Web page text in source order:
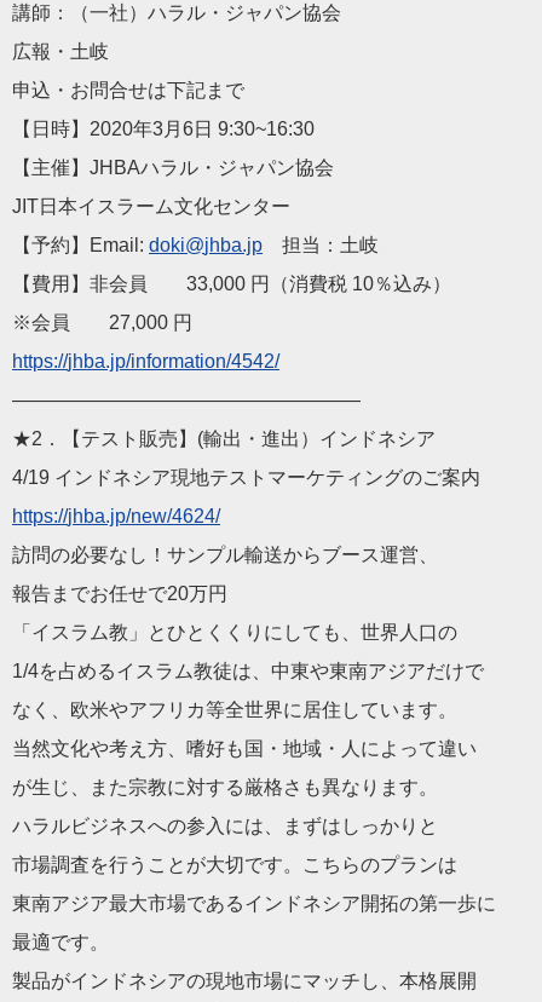
講師：（一社） ハラル ・ ジャパン協会
広報・土岐
申込・お問合せは下記まで
【日時】2020年3月6日 9:30~16:30
【主催】 JHBAハラル ・ ジャパン協会
JIT日本イスラーム文化センター
【予約】Email: doki@jhba.jp 担当：土岐
【費用】非会員 33,000 円（消費税 10％込み）
※会員 27,000 円
https://jhba.jp/information/4542/
——————————————————
★2．【テスト販売】(輸出・進出）インドネシア
4/19 インドネシア現地テストマーケティングのご案内
https://jhba.jp/new/4624/
訪問の必要なし！サンプル輸送からブース運営、
報告までお任せで20万円
「イスラム教」とひとくくりにしても、世界人口の
1/4を占めるイスラム教徒は、中東や東南アジアだけで
なく、欧米やアフリカ等全世界に居住しています。
当然文化や考え方、嗜好も国・地域・人によって違い
が生じ、また宗教に対する厳格さも異なります。
ハラルビジネスへの参入には、まずはしっかりと
市場調査を行うことが大切です。こちらのプランは
東南アジア最大市場であるインドネシア開拓の第一歩に
最適です。
製品がインドネシアの現地市場にマッチし、本格展開